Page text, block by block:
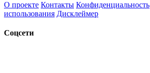
О проекте Контакты Конфиденциальность
использования Дисклеймер
Соцсети